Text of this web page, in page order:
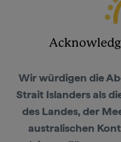
Wir würdigen die
Strait Islanders als
des Landes, der
australischen